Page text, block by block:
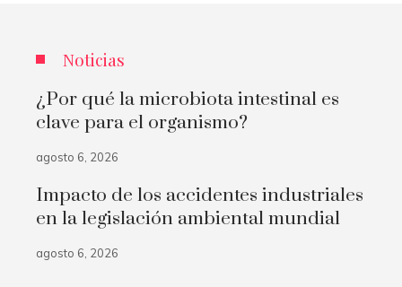
Noticias
¿Por qué la microbiota intestinal es
clave para el organismo?
agosto 6, 2026
Impacto de los accidentes industriales
en la legislación ambiental mundial
agosto 6, 2026